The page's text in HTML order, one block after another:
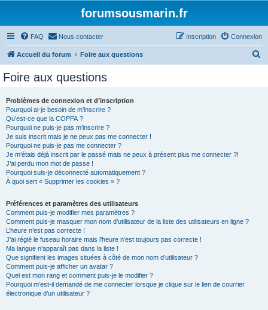
forumsousmarin.fr
FAQ Nous contacter Connexion
Inscription
Accueil du forum Foire aux questions
Foire aux questions
Problèmes de connexion et d’inscription
Pourquoi ai-je besoin de m’inscrire ?
Qu’est-ce que la COPPA ?
Pourquoi ne puis-je pas m’inscrire ?
Je suis inscrit mais je ne peux pas me connecter !
Pourquoi ne puis-je pas me connecter ?
Je m’étais déjà inscrit par le passé mais ne peux à présent plus me connecter ?!
J’ai perdu mon mot de passe !
Pourquoi suis-je déconnecté automatiquement ?
À quoi sert « Supprimer les cookies » ?
Préférences et paramètres des utilisateurs
Comment puis-je modifier mes paramètres ?
Comment puis-je masquer mon nom d’utilisateur de la liste des utilisateurs en ligne ?
L’heure n’est pas correcte !
J’ai réglé le fuseau horaire mais l’heure n’est toujours pas correcte !
Ma langue n’apparaît pas dans la liste !
Que signifient les images situées à côté de mon nom d’utilisateur ?
Comment puis-je afficher un avatar ?
Quel est mon rang et comment puis-je le modifier ?
Pourquoi m’est-il demandé de me connecter lorsque je clique sur le lien de courrier
électronique d’un utilisateur ?